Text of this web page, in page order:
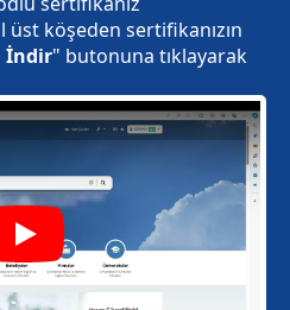
Play
üst köşeden sertifikanızın
İndir" butonuna tıklayarak